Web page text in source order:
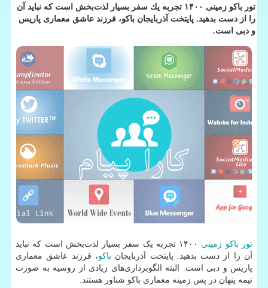
تور باكو زمینی ۱۴۰۰ تجربه یك سفر بسیار لذت‌بخش است كه نباید آن
را از دست بدهید. پایتخت آذربایجان باكو، فرزند عاشق معماری پاریس
و دبی است.
تور باکو زمینی
۱۴۰۰ تجربه یک سفر بسیار لذت‌بخش است که نباید
آن را از دست بدهید. پایتخت آذربایجان باکو، فرزند عاشق معماری
پاریس و دبی است. البته الگوبرداری‌های زیادی از روسیه به صورت
نیمه پنهان در پس زمینه معماری باکو شناور هستند.